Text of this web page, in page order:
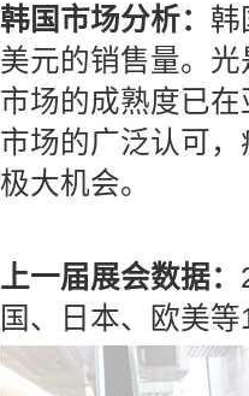
韩国市场分析： 韩
美元的销售量。
市场的成熟度已
市场的广泛认可
极大机会。
上一届展会数据：
国、日本、欧美